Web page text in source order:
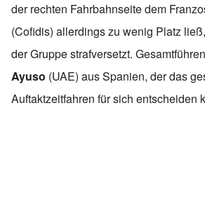
der rechten Fahrbahnseite dem
(Cofidis) allerdings zu wenig Platz
der Gruppe strafversetzt.
Ayuso (UAE) aus Spanien, der das
Auftaktzeitfahren für sich entscheiden